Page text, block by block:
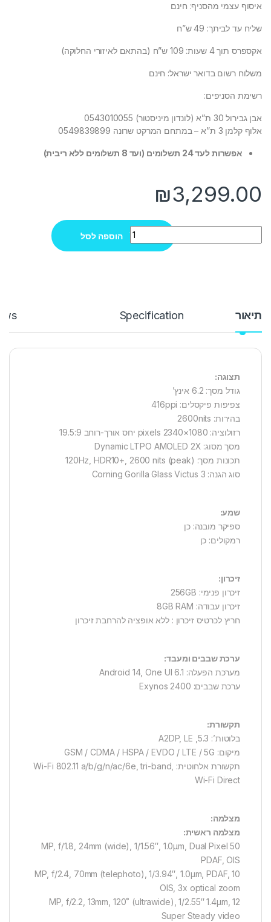
איסוף עצמי מהסניף: חינם
שליח עד לביתך: 49 ש”ח
אקספרס תוך 4 שעות: 109 ש”ח (בהתאם לאיזורי החלוקה)
משלוח רשום בדואר ישראל: חינם
רשימת הסניפים:
אבן גבירול 30 ת”א (לונדון מיניסטור) 0543010055
אלוף קלמן 3 ת”א – במתחם המרקט שרונה 0549839899
אפשרות לעד 24 תשלומים (ועד 8 תשלומים ללא ריבית)
₪3,299.00
הוספה לסל
תיאור Specification
תצוגה:
גודל מסך: 6.2 אינץ’
צפיפות פיקסלים: 416ppi
בהירות: 2600nits
רזולוציה: 1080×2340 pixels יחס אורך-רוחב 19.5:9
מסך מסוג: Dynamic LTPO AMOLED 2X
תכונות מסך: 120Hz, HDR10+, 2600 nits (peak)
סוג הגנה: Corning Gorilla Glass Victus 3
שמע:
ספיקר מובנה: כן
רמקולים: כן
זיכרון:
זיכרון פנימי: 256GB
זיכרון עבודה: 8GB RAM
חריץ לכרטיס זיכרון : ללא אופציה להרחבת זיכרון
ערכת שבבים ומעבד:
מערכת הפעלה: Android 14, One UI 6.1
ערכת שבבים: Exynos 2400
תקשורת:
בלוטות’: 5.3, A2DP, LE
מיקום: GSM / CDMA / HSPA / EVDO / LTE / 5G
תקשורת אלחוטית: Wi-Fi 802.11 a/b/g/n/ac/6e, tri-band,
Wi-Fi Direct
מצלמה:
מצלמה ראשית:
50 MP, f/1.8, 24mm (wide), 1/1.56″, 1.0µm, Dual Pixel
PDAF, OIS
10 MP, f/2.4, 70mm (telephoto), 1/3.94″, 1.0µm, PDAF,
OIS, 3x optical zoom
12 MP, f/2.2, 13mm, 120˚ (ultrawide), 1/2.55″ 1.4µm,
Super Steady video